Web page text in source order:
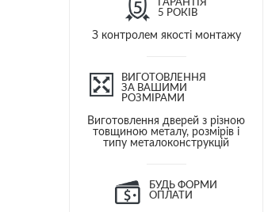
ГАРАНТІЯ
5 РОКІВ
З контролем якості монтажу
ВИГОТОВЛЕННЯ
ЗА ВАШИМИ
РОЗМІРАМИ
Виготовлення дверей з різною
товщиною металу, розмірів і
типу металоконструкцій
БУДЬ ФОРМИ
ОПЛАТИ